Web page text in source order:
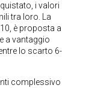
i valori
tra loro. La
è proposta a
a vantaggio
lo scarto 6-
complessivo